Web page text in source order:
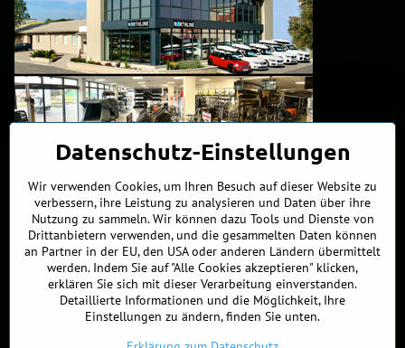
Kontakte
+421 902 255 255
ÖFFNUNGSZEITEN
MO, DIE, MITT, FREI9:00 - 17:00
Datenschutz-Einstellungen
Wir verwenden Cookies, um Ihren Besuch auf dieser Website zu
verbessern, ihre Leistung zu analysieren und Daten über ihre
Nutzung zu sammeln. Wir können dazu Tools und Dienste von
Drittanbietern verwenden, und die gesammelten Daten können
an Partner in der EU, den USA oder anderen Ländern übermittelt
werden. Indem Sie auf "Alle Cookies akzeptieren" klicken,
erklären Sie sich mit dieser Verarbeitung einverstanden.
Detaillierte Informationen und die Möglichkeit, Ihre
Einstellungen zu ändern, finden Sie unten.